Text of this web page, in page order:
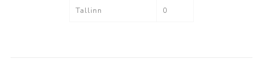
Tallinn 0